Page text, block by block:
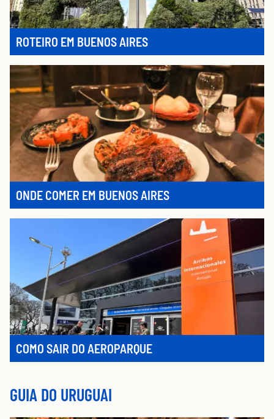
ROTEIRO EM BUENOS AIRES
ONDE COMER EM BUENOS AIRES
COMO SAIR DO AEROPARQUE
GUIA DO URUGUAI